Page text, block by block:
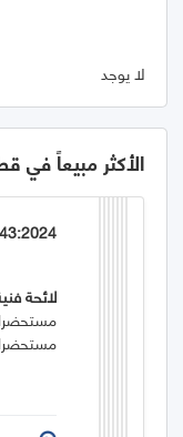
لا يوجد
الأكثر مبيعاً في
لائحة